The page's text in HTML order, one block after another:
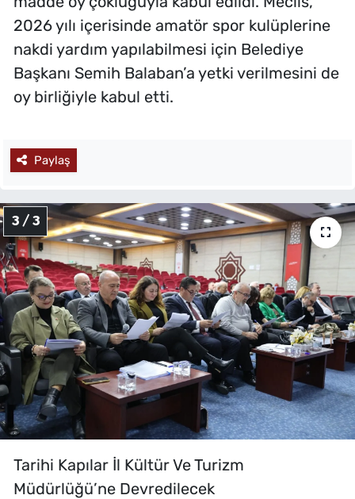
2026 yılı içerisinde amatör spor kulüplerine
nakdi yardım yapılabilmesi için Belediye
Başkanı Semih Balaban’a yetki verilmesini de
oy birliğiyle kabul etti.
Paylaş
3 / 3
Tarihi Kapılar İl Kültür Ve Turizm
Müdürlüğü’ne Devredilecek